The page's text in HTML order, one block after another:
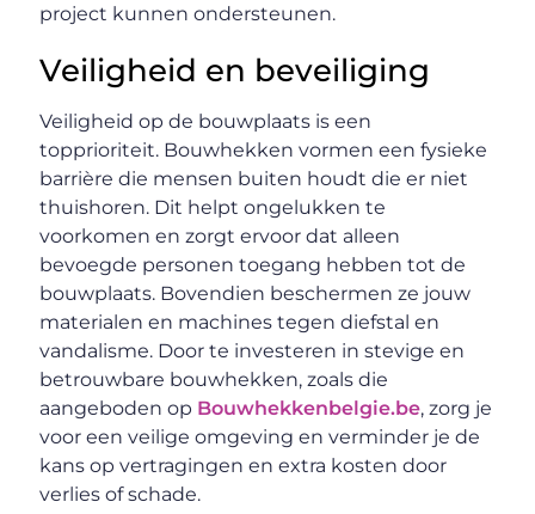
project kunnen ondersteunen.
Veiligheid en beveiliging
Veiligheid op de bouwplaats is een
topprioriteit. Bouwhekken vormen een fysieke
barrière die mensen buiten houdt die er niet
thuishoren. Dit helpt ongelukken te
voorkomen en zorgt ervoor dat alleen
bevoegde personen toegang hebben tot de
bouwplaats. Bovendien beschermen ze jouw
materialen en machines tegen diefstal en
vandalisme. Door te investeren in stevige en
betrouwbare bouwhekken, zoals die
aangeboden op Bouwhekkenbelgie.be, zorg je
voor een veilige omgeving en verminder je de
kans op vertragingen en extra kosten door
verlies of schade.